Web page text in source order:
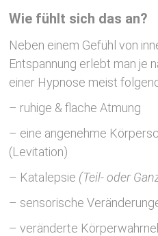
Wie fühlt sich das an?
Neben einem Gefühl von
Entspannung erlebt man je
einer Hypnose meist
– ruhige & flache Atmung
– eine angenehme
(Levitation)
– Katalepsie (Teil- oder
– sensorische
– veränderte